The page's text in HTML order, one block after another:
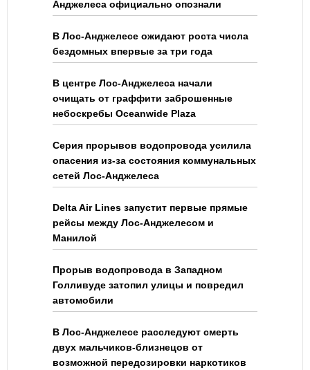
Анджелеса официально опознали
В Лос-Анджелесе ожидают роста числа
бездомных впервые за три года
В центре Лос-Анджелеса начали
очищать от граффити заброшенные
небоскребы Oceanwide Plaza
Серия прорывов водопровода усилила
опасения из-за состояния коммунальных
сетей Лос-Анджелеса
Delta Air Lines запустит первые прямые
рейсы между Лос-Анджелесом и
Манилой
Прорыв водопровода в Западном
Голливуде затопил улицы и повредил
автомобили
В Лос-Анджелесе расследуют смерть
двух мальчиков-близнецов от
возможной передозировки наркотиков